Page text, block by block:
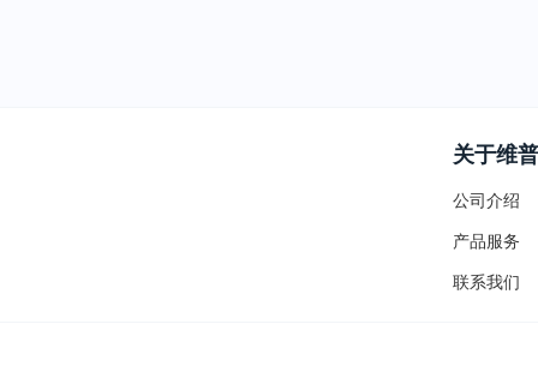
关于维普
公司介绍
产品服务
联系我们